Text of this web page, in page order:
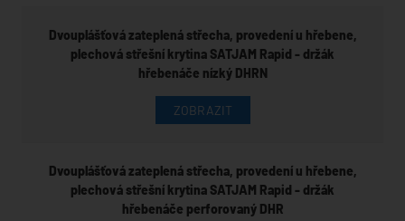
Dvouplášťová zateplená střecha, provedení u hřebene,
plechová střešní krytina SATJAM Rapid - držák
hřebenáče nízký DHRN
ZOBRAZIT
Dvouplášťová zateplená střecha, provedení u hřebene,
plechová střešní krytina SATJAM Rapid - držák
hřebenáče perforovaný DHR